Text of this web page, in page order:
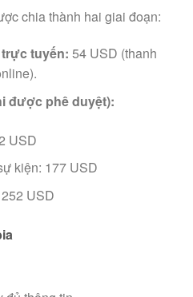
chia thành hai giai đoạn:
tuyến: 54 USD (thanh
được phê duyệt):
USD
kiện: 177 USD
USD